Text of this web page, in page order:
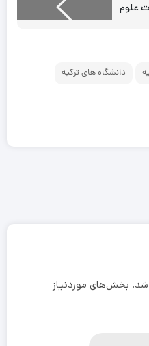
علوم
دانشگاه های ترکیه
شد. بخش‌های موردنیاز